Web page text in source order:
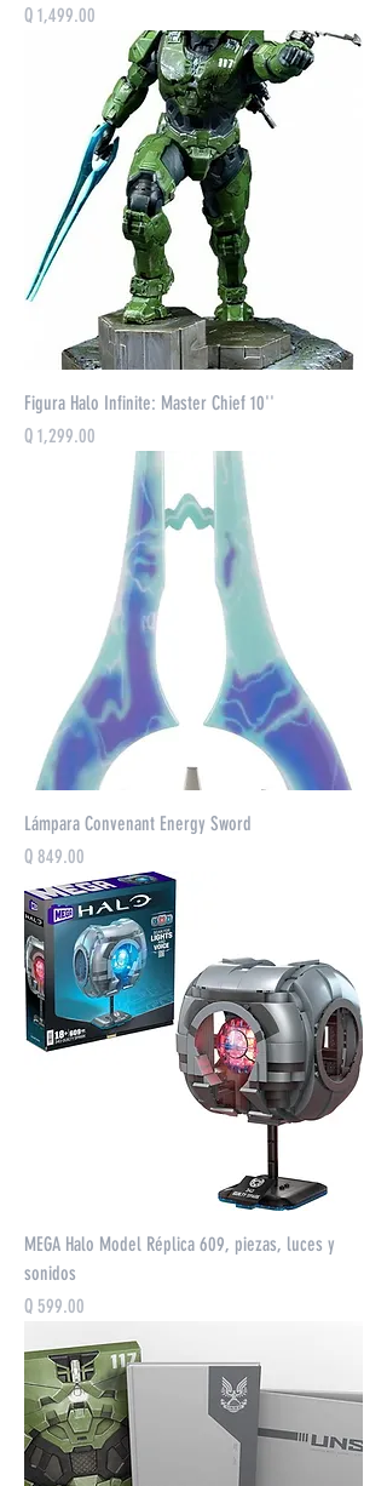
Precio
Q 1,499.00
Figura Halo Infinite: Master Chief 10''
Precio
Q 1,299.00
Lámpara Convenant Energy Sword
Precio
Q 849.00
MEGA Halo Model Réplica 609, piezas, luces y
sonidos
Precio
Q 599.00